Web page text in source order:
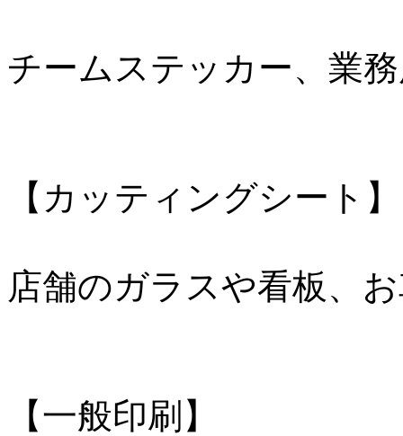
チームステッカー、業
【カッティングシート】
店舗のガラスや看板、
【一般印刷】